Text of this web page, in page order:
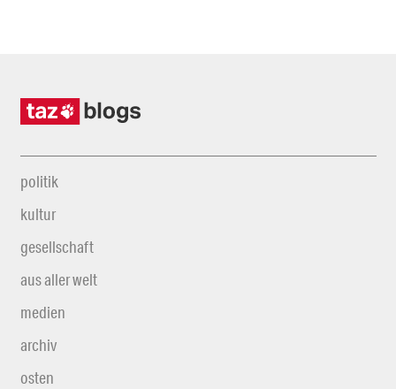
politik
kultur
gesellschaft
aus aller welt
medien
archiv
osten